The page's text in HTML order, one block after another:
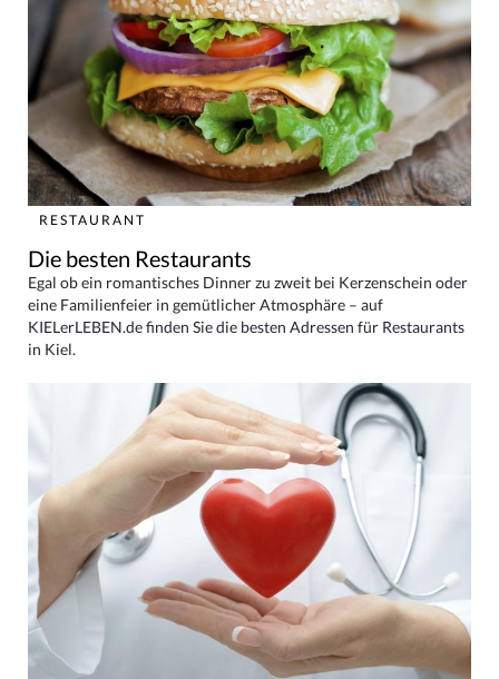
RESTAURANT
Die besten Restaurants
Egal ob ein romantisches Dinner zu zweit bei Kerzenschein oder
eine Familienfeier in gemütlicher Atmosphäre – auf
KIELerLEBEN.de finden Sie die besten Adressen für Restaurants
in Kiel.